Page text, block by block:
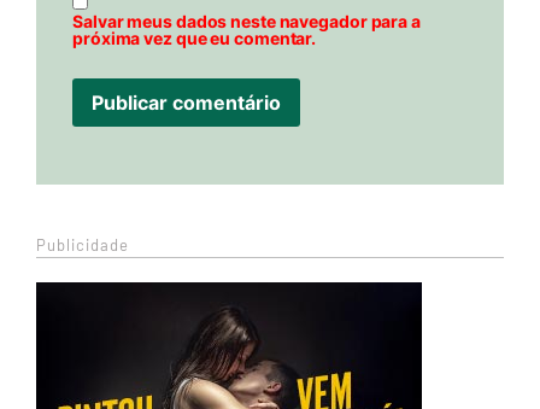
Salvar meus dados neste navegador para a
próxima vez que eu comentar.
Publicidade